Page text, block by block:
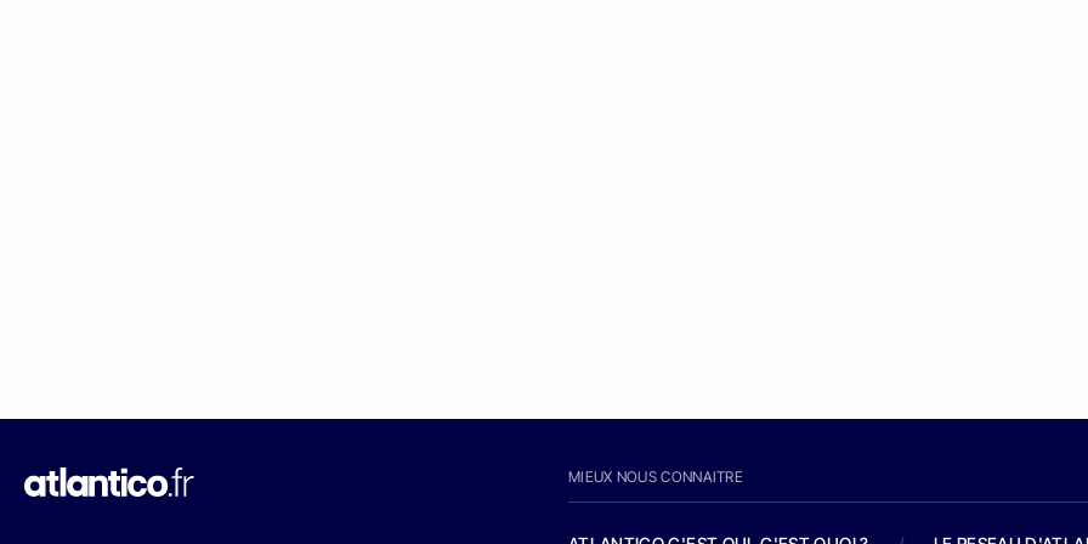
MIEUX NOUS CONNAITRE